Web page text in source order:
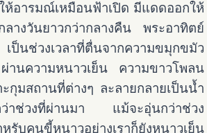
อารมณ์เหมือนฟ้าเปิด มีแดดออกให้
างวันยาวกว่ากลางคืน พระอาทิตย์
ป็นช่วงเวลาที่ตื่นจากความขมุกขมัว
านความหนาวเย็น ความขาวโพลน
กุมสถานที่ต่างๆ ละลายกลายเป็นน้ำ
าช่วงที่ผ่านมา แม้จะอุ่นกว่าช่วง
บคนขี้หนาวอย่างเราก็ยังหนาวเย็น